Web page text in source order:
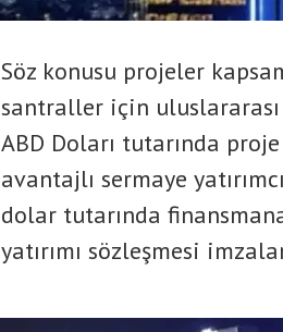
Söz konusu projeler
santraller için
ABD Doları tutarında
avantajlı sermaye
dolar tutarında
yatırımı sözleşmesi